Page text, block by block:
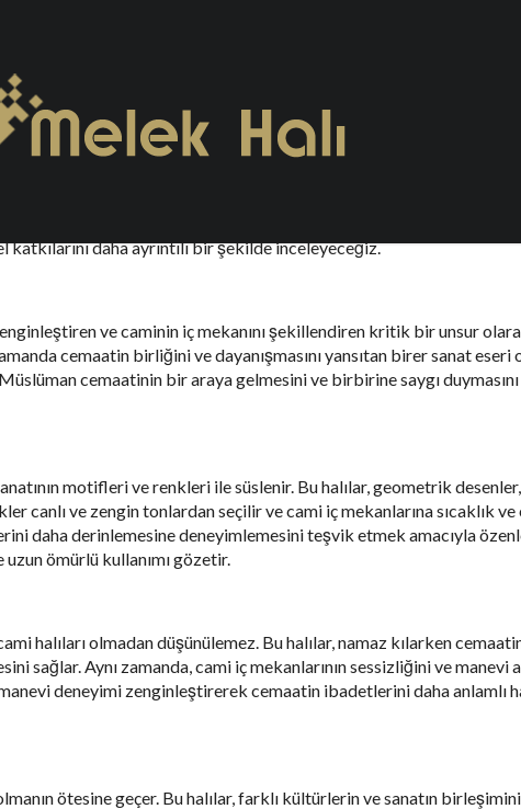
daha ayrıntılı bir şekilde inceleyeceğiz.
ve caminin iç mekanını şekillendiren kritik bir unsur
cemaatin birliğini ve dayanışmasını yansıtan birer sanat
cemaatinin bir araya gelmesini ve birbirine saygı
motifleri ve renkleri ile süslenir. Bu halılar, geometrik
canlı ve zengin tonlardan seçilir ve cami iç mekanlarına sıcaklık ve
daha derinlemesine deneyimlemesini teşvik etmek amacıyla
uzun ömürlü kullanımı gözetir.
halıları olmadan düşünülemez. Bu halılar, namaz kılarken
sağlar. Aynı zamanda, cami iç mekanlarının sessizliğini ve manevi
manevi deneyimi zenginleştirerek cemaatin ibadetlerini daha anlamlı
ötesine geçer. Bu halılar, farklı kültürlerin ve sanatın